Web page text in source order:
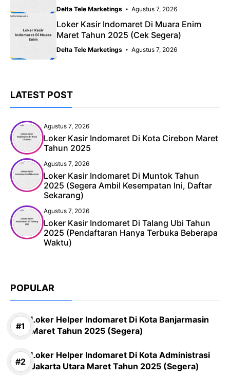
Delta Tele Marketings Agustus 7, 2026
Loker Kasir Indomaret Di Muara Enim
Maret Tahun 2025 (Cek Segera)
Delta Tele Marketings Agustus 7, 2026
LATEST POST
Agustus 7, 2026
Loker Kasir Indomaret Di Kota Cirebon Maret
Tahun 2025
Agustus 7, 2026
Loker Kasir Indomaret Di Muntok Tahun
2025 (Segera Ambil Kesempatan Ini, Daftar
Sekarang)
Agustus 7, 2026
Loker Kasir Indomaret Di Talang Ubi Tahun
2025 (Pendaftaran Hanya Terbuka Beberapa
Waktu)
POPULAR
Loker Helper Indomaret Di Kota Banjarmasin
Maret Tahun 2025 (Segera)
Loker Helper Indomaret Di Kota Administrasi
Jakarta Utara Maret Tahun 2025 (Segera)